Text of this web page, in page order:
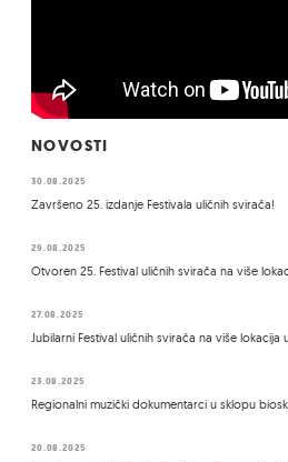
NOVOSTI
30.08.2025
Završeno 25. izdanje Festivala uličnih svirača!
29.08.2025
Otvoren 25. Festival uličnih svirača na više
27.08.2025
Jubilarni Festival uličnih svirača na više lokacija
23.08.2025
Regionalni muzički dokumentarci u sklopu
20.08.2025